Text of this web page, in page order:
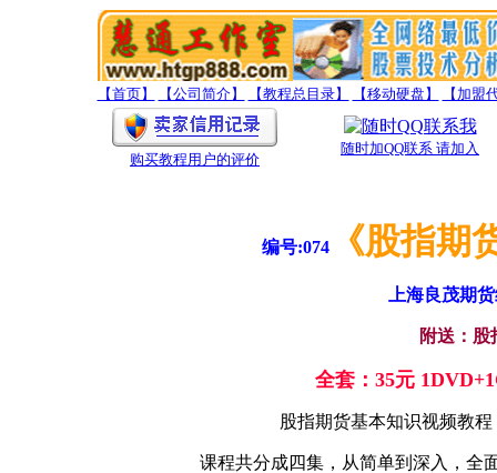
【首页】 【公司简介】 【教程总目录】 【移动硬盘】 【加盟
购买教程用户的评价
随时加QQ联系 请加入
编号:074《股指期
上海良茂期
附送：股
全套：35元
股指期货基本知识视频教
课程共分成四集，从简单到深入，全